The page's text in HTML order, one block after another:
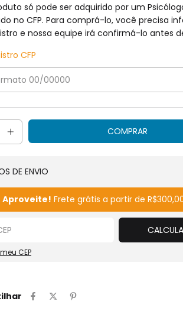
só pode ser adquirido por um
no CFP. Para comprá-lo, você precisa
e nossa equipe irá confirmá-lo antes
CFP
DE ENVIO
Aproveite! Frete grátis a partir de
CEP